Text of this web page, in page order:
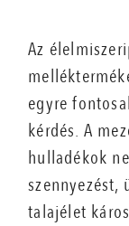
Az
egyre
kérdés. A
hulladékok
szennyezést,
talajélet